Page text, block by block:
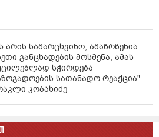
არის სამარცხვინო, ამაზრზენია
განცხადების მოსმენა, ამას
სჭირდება
სათანადო რეაქცია" -
კობახიძე